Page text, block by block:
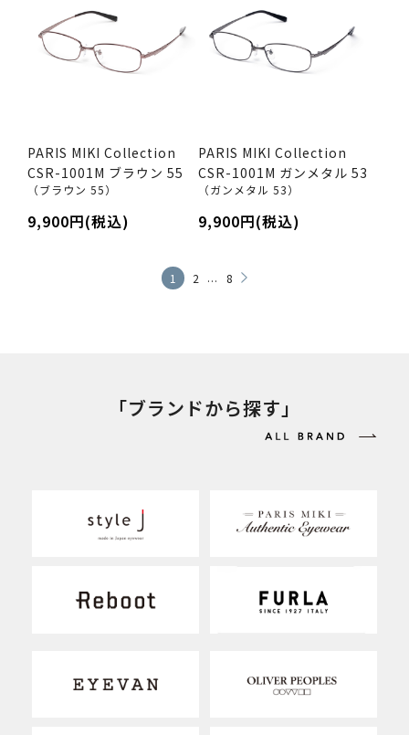
PARIS MIKI Collection
CSR-1001M ブラウン 55
（ブラウン 55）
9,900円(税込)
PARIS MIKI Collection
CSR-1001M ガンメタル 53
（ガンメタル 53）
9,900円(税込)
1 2 ... 8
「ブランドから探す」